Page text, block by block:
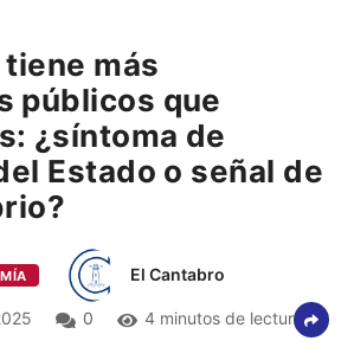
tiene más
públicos que
¿síntoma de
Estado o señal de
El Cantabro
0 4 minutos de lectura